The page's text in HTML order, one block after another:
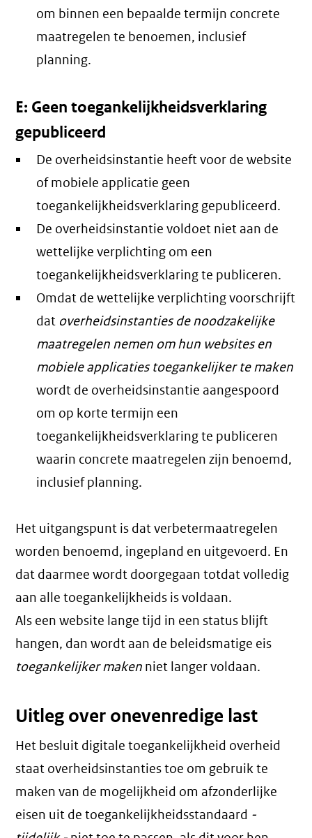
om binnen een bepaalde termijn concrete
maatregelen te benoemen, inclusief
planning.
E: Geen toegankelijkheidsverklaring
gepubliceerd
De overheidsinstantie heeft voor de website
of mobiele applicatie geen
toegankelijkheidsverklaring gepubliceerd.
De overheidsinstantie voldoet niet aan de
wettelijke verplichting om een
toegankelijkheidsverklaring te publiceren.
Omdat de wettelijke verplichting voorschrijft
dat overheidsinstanties de noodzakelijke
maatregelen nemen om hun websites en
mobiele applicaties toegankelijker te maken
wordt de overheidsinstantie aangespoord
om op korte termijn een
toegankelijkheidsverklaring te publiceren
waarin concrete maatregelen zijn benoemd,
inclusief planning.
Het uitgangspunt is dat verbetermaatregelen
worden benoemd, ingepland en uitgevoerd. En
dat daarmee wordt doorgegaan totdat volledig
aan alle toegankelijkheids is voldaan.
Als een website lange tijd in een status blijft
hangen, dan wordt aan de beleidsmatige eis
toegankelijker maken niet langer voldaan.
Uitleg over onevenredige last
Het besluit digitale toegankelijkheid overheid
staat overheidsinstanties toe om gebruik te
maken van de mogelijkheid om afzonderlijke
eisen uit de toegankelijkheidsstandaard -